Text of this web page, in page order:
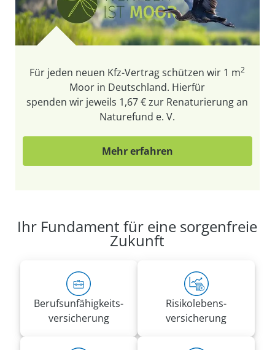
Für jeden neuen Kfz-Vertrag schützen wir 1 m2
Moor in Deutschland. Hierfür
spenden wir jeweils 1,67 € zur Renaturierung an
Naturefund e. V.
Mehr erfahren
Ihr Fundament für eine sorgenfreie
Zukunft
Berufs­unfähigkeits­
versicherung
Risiko­lebens­
versicherung